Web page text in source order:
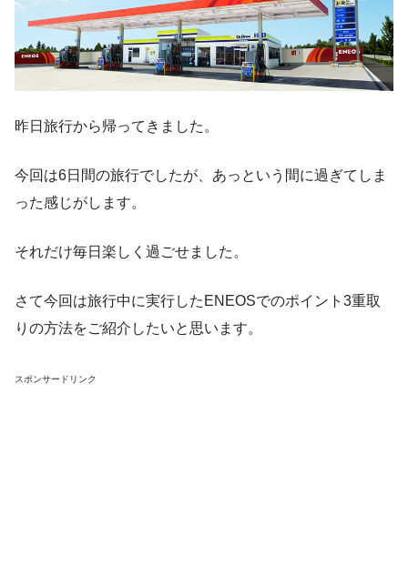
昨日旅行から帰ってきました。
今回は6日間の旅行でしたが、あっという間に過ぎてしま
った感じがします。
それだけ毎日楽しく過ごせました。
さて今回は旅行中に実行したENEOSでのポイント3重取
りの方法をご紹介したいと思います。
スポンサードリンク